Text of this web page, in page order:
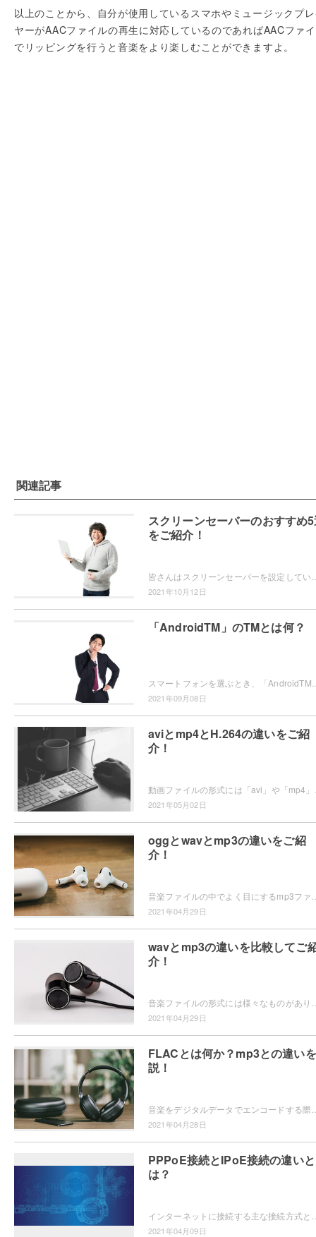
以上のことから、自分が使用しているスマホやミュージックプ
ヤーがAACファイルの再生に対応しているのであればAACファ
でリッピングを行うと音楽をより楽しむことができますよ。
関連記事
スクリーンセーバーのおすすめ
をご紹介！
2021年10月12日
「AndroidTM」のTMとは何？
2021年09月08日
aviとmp4とH.264の違いをご紹
介！
2021年05月02日
oggとwavとmp3の違いをご紹
介！
2021年04月29日
wavとmp3の違いを比較してご
介！
2021年04月29日
FLACとは何か？mp3との違い
説！
2021年04月28日
PPPoE接続とIPoE接続の違いと
は？
2021年04月09日